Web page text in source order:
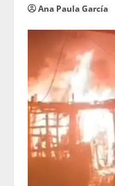
Ana Paula García